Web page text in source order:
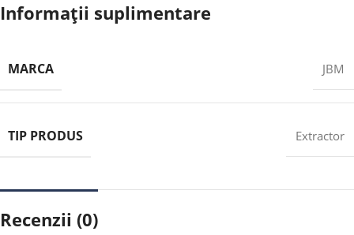
Informații suplimentare
MARCA JBM
TIP PRODUS Extractor
Recenzii (0)